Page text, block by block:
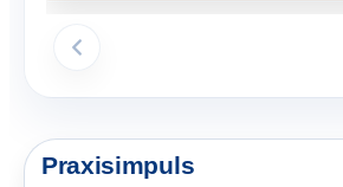
Praxisimpuls